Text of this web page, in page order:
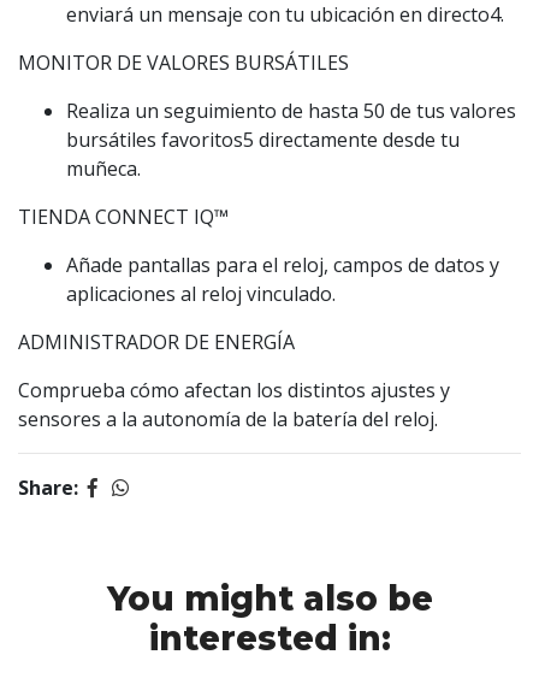
enviará un mensaje con tu ubicación en directo4.
MONITOR DE VALORES BURSÁTILES
Realiza un seguimiento de hasta 50 de tus valores
bursátiles favoritos5 directamente desde tu
muñeca.
TIENDA CONNECT IQ™️
Añade pantallas para el reloj, campos de datos y
aplicaciones al reloj vinculado.
ADMINISTRADOR DE ENERGÍA
Comprueba cómo afectan los distintos ajustes y
sensores a la autonomía de la batería del reloj.
Share:
You might also be
interested in: